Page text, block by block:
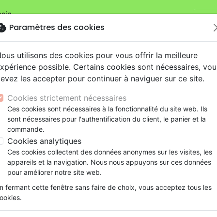
Je
sur la boutiqueLa Maison de la Bible Suisse
NouveautésBibles
Testaments
Etude biblique
NEG
Bandes dessinées
Souffrance, Relation d'aide
Santé
Événements actuels
Couple
Découverte de la foi
Souffrance, Relation d'aide
Psychologie
Adolescents, jeunes
Latino, Folk
Soul
Rap, Hip-hop
Louange, Adoration
Hardrock, Métal
animés
conférences
Films, fiction
Jeux
Découvrir Dieu à travers Ésaïe
Découvrir Dieu à travers Ésaïe
Auteur :Ron Bergey
Référence MB3529 EAN 9782826035299
Paramètres des cookies
utilisons des cookies pour vous offrir la meilleure
possible. Certains cookies sont nécessaires,
les accepter pour continuer à naviguer sur ce site.
Cookies strictement nécessaires
Ces cookies sont nécessaires à la fonctionnalité du site web. Ils
sont nécessaires pour l'authentification du client, le panier et la
commande.
Cookies analytiques
Ces cookies collectent des données anonymes sur les visites, les
appareils et la navigation. Nous nous appuyons sur ces données
pour améliorer notre site web.
fermant cette fenêtre sans faire de choix, vous acceptez tous les